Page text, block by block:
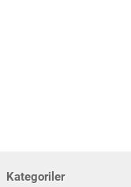
Kategoriler